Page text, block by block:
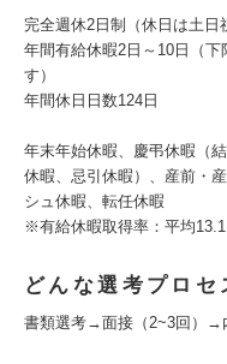
完全週休2日制（休日は土日
年間有給休暇2日～10日（
す）
年間休日日数124日
年末年始休暇、慶弔休暇（
休暇、忌引休暇）、産前・
シュ休暇、転任休暇
※有給休暇取得率：平均
どんな選考プロセ
書類選考→面接（2~3回）→